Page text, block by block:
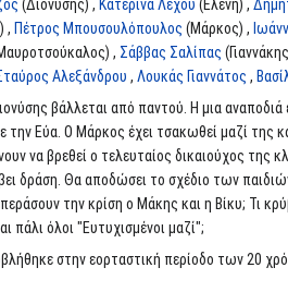
(Διονύσης) , Κατερίνα Λέχου (Ελένη) ,
, Πέτρος Μπουσουλόπουλος (Μάρκος) ,
, Σάββας Σαλίπας
Αλεξάνδρου , Λουκάς Γιαννάτος ,
βάλλεται από παντού. Η μια αναποδιά
την Εύα. Ο Μάρκος έχει τσακωθεί μαζί της
να βρεθεί ο τελευταίος δικαιούχος
δράση. Θα αποδώσει το σχέδιο των
την κρίση ο Μάκης και η Βίκυ; Τι
πάλι όλοι "Ευτυχισμένοι μαζί";
στην εορταστική περίοδο των 20